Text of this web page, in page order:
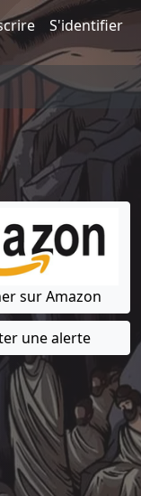
S'identifier
sur Amazon
une alerte